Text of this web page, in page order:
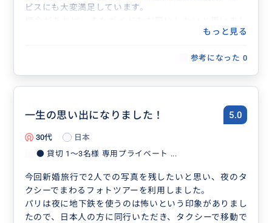
ビスにも大変満足しています。
もっと見る
参考になった 0
一生の思い出になりました！ 5.0
30代
日本
● 貸切 1〜3名様 専用プライベート ...
今回新婚旅行で2人での写真を残したいと思い、夜のタ
クシーでまわるフォトツアーを利用しました。
パリは夜に地下鉄を使うのは怖いという印象がありまし
たので、日本人の方に同行いただき、タクシーで移動で